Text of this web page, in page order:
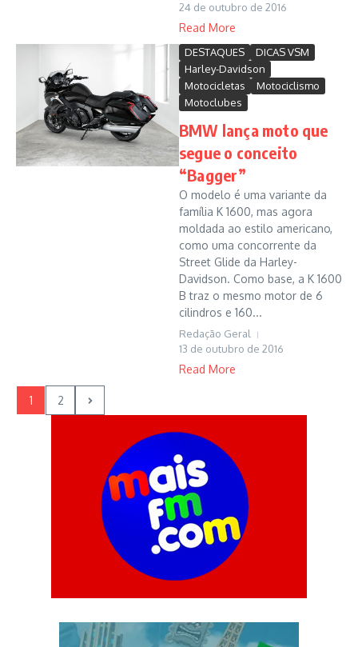
24 de outubro de 2016
Read More
DESTAQUES
DICAS VSM
Harley-Davidson
Motocicletas
Motociclismo
Motoclubes
BMW lança moto que
segue o conceito
“Bagger”
O modelo é uma variante da
família K 1600, mas agora
moldada ao estilo americano,
como uma concorrente da
Street Glide da Harley-
Davidson. Como base, a K 1600
B traz o mesmo motor de 6
cilindros e 160...
Redação Geral
13 de outubro de 2016
Read More
1 2